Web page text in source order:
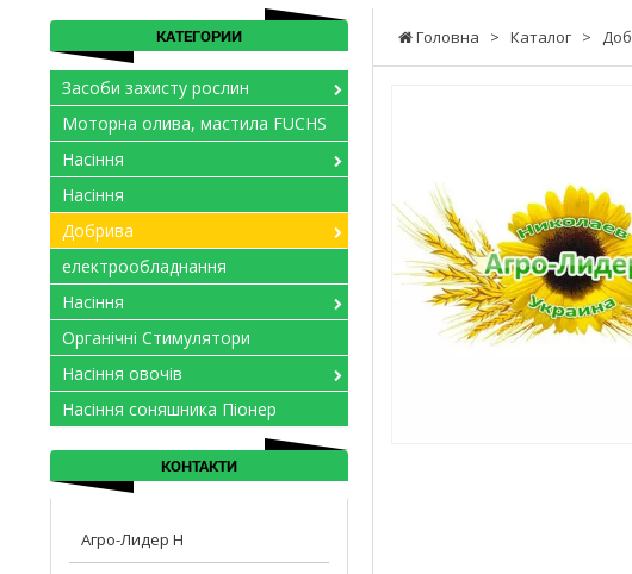
Головна > Каталог >
КАТЕГОРИИ
Засоби захисту рослин
Моторна олива, мастила FUCHS
Насіння
Насіння
Добрива
електрообладнання
Насіння
Органічні Стимулятори
Насіння овочів
Насіння соняшника Піонер
КОНТАКТИ
Агро-Лидер Н